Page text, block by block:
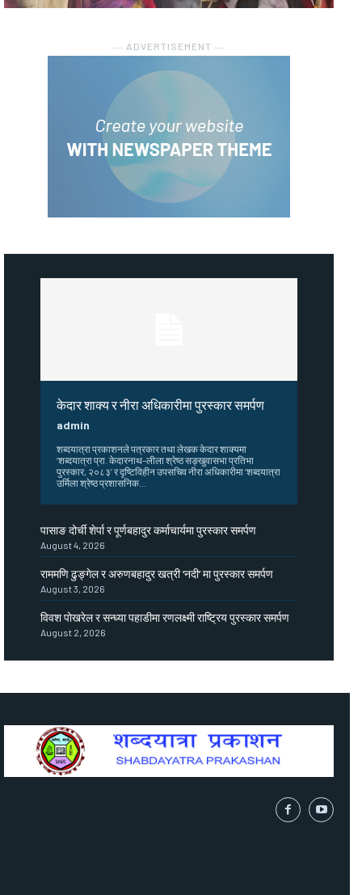
― ADVERTISEMENT ―
केदार शाक्य र नीरा अधिकारीमा पुरस्कार समर्पण
admin
शब्दयात्रा प्रकाशनले पत्रकार तथा लेखक केदार शाक्यमा
‘शब्दयात्रा प्रा. केदारनाथ–लीला श्रेष्ठ सङ्खुवासभा प्रतिभा
पुरस्कार, २०८३’ र दृष्टिविहीन उपसचिव नीरा अधिकारीमा ‘शब्दयात्रा
उर्मिला श्रेष्ठ प्रशासनिक...
पासाङ दोर्ची शेर्पा र पूर्णबहादुर कर्माचार्यमा पुरस्कार समर्पण
August 4, 2026
राममणि ढुङ्गेल र अरुणबहादुर खत्री ‘नदी’ मा पुरस्कार समर्पण
August 3, 2026
विवश पोखरेल र सन्ध्या पहाडीमा रणलक्ष्मी राष्ट्रिय पुरस्कार समर्पण
August 2, 2026